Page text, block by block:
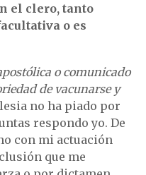
el clero, tanto
o es
o comunicado
de vacunarse y
no ha piado por
respondo yo. De
con mi actuación
que me